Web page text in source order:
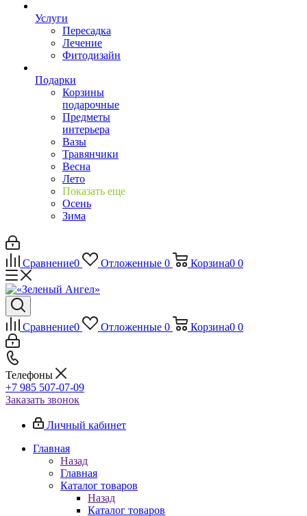
Услуги
Пересадка
Лечение
Фитодизайн
Подарки
Корзины
подарочные
Предметы
интерьера
Вазы
Травянчики
Весна
Лето
Показать еще
Осень
Зима
Сравнение0 Отложенные 0 Корзина0 0
Сравнение0 Отложенные 0 Корзина0 0
Телефоны
+7 985 507-07-09
Заказать звонок
Личный кабинет
Главная
Назад
Главная
Каталог товаров
Назад
Каталог товаров